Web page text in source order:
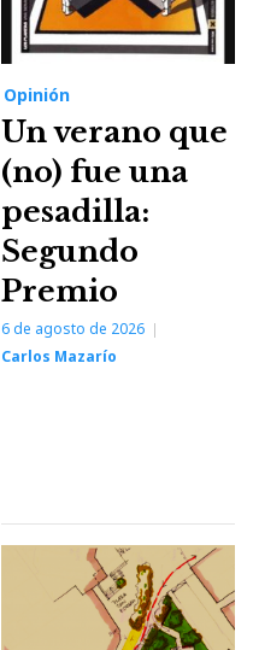
Opinión
Un verano que
(no) fue una
pesadilla:
Segundo
Premio
6 de agosto de 2026
Carlos Mazarío